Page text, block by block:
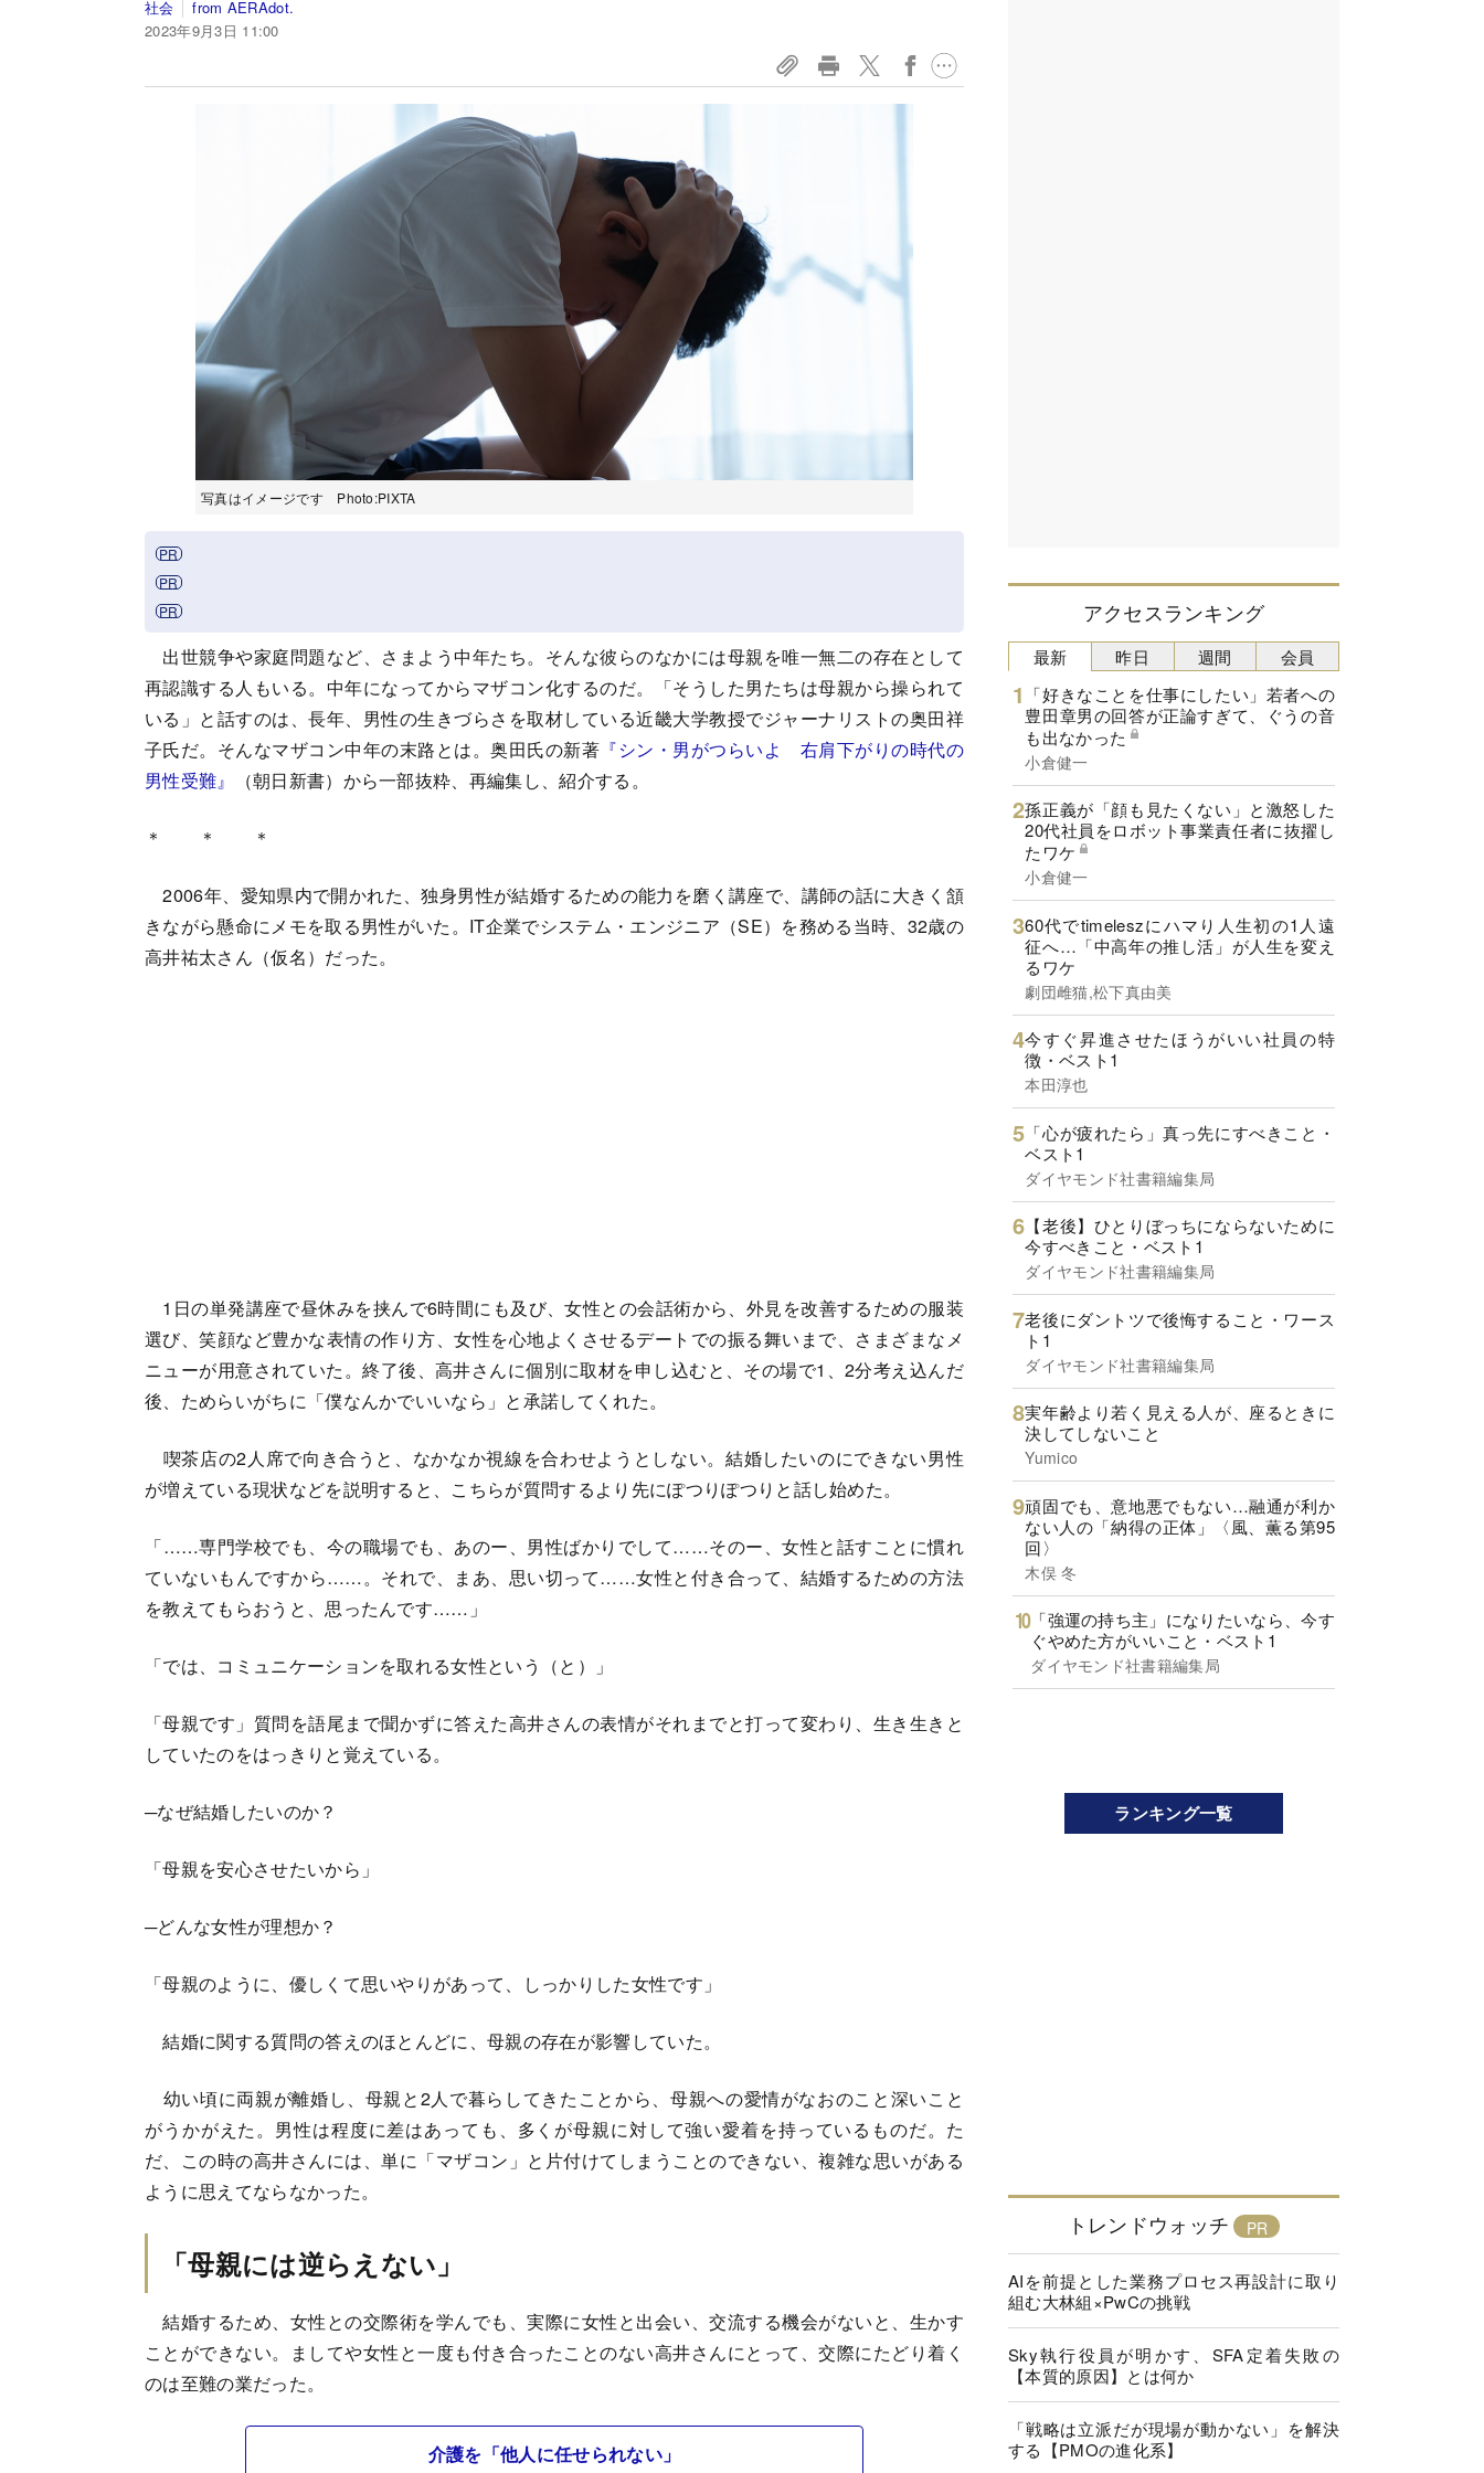
社会
from AERAdot.
2023年9月3日 11:00
写真はイメージです Photo:PIXTA
出世競争や家庭問題など、さまよう中年たち。そんな彼らのなかには母親を唯一無二の存在として
再認識する人もいる。中年になってからマザコン化するのだ。「そうした男たちは母親から操られて
いる」と話すのは、長年、男性の生きづらさを取材している近畿大学教授でジャーナリストの奥田祥
子氏だ。そんなマザコン中年の末路とは。奥田氏の新著 『シン・男がつらいよ 右肩下がりの時代の
男性受難』
（朝日新書）から一部抜粋、再編集し、紹介する。
＊ ＊ ＊
2006年、愛知県内で開かれた、独身男性が結婚するための能力を磨く講座で、講師の話に大きく頷
きながら懸命にメモを取る男性がいた。IT企業でシステム・エンジニア（SE）を務める当時、32歳の
高井祐太さん（仮名）だった。
1日の単発講座で昼休みを挟んで6時間にも及び、女性との会話術から、外見を改善するための服装
選び、笑顔など豊かな表情の作り方、女性を心地よくさせるデートでの振る舞いまで、さまざまなメ
ニューが用意されていた。終了後、高井さんに個別に取材を申し込むと、その場で1、2分考え込んだ
後、ためらいがちに「僕なんかでいいなら」と承諾してくれた。
喫茶店の2人席で向き合うと、なかなか視線を合わせようとしない。結婚したいのにできない男性
が増えている現状などを説明すると、こちらが質問するより先にぽつりぽつりと話し始めた。
「……専門学校でも、今の職場でも、あのー、男性ばかりでして……そのー、女性と話すことに慣れ
ていないもんですから……。それで、まあ、思い切って……女性と付き合って、結婚するための方法
を教えてもらおうと、思ったんです……」
「では、コミュニケーションを取れる女性という（と）」
「母親です」質問を語尾まで聞かずに答えた高井さんの表情がそれまでと打って変わり、生き生きと
していたのをはっきりと覚えている。
─なぜ結婚したいのか？
「母親を安心させたいから」
─どんな女性が理想か？
「母親のように、優しくて思いやりがあって、しっかりした女性です」
結婚に関する質問の答えのほとんどに、母親の存在が影響していた。
幼い頃に両親が離婚し、母親と2人で暮らしてきたことから、母親への愛情がなおのこと深いこと
がうかがえた。男性は程度に差はあっても、多くが母親に対して強い愛着を持っているものだ。た
だ、この時の高井さんには、単に「マザコン」と片付けてしまうことのできない、複雑な思いがある
ように思えてならなかった。
「母親には逆らえない」
結婚するため、女性との交際術を学んでも、実際に女性と出会い、交流する機会がないと、生かす
ことができない。ましてや女性と一度も付き合ったことのない高井さんにとって、交際にたどり着く
のは至難の業だった。
介護を「他人に任せられない」
アクセスランキング
最新
「好きなことを仕事にしたい」若者への
豊田章男の回答が正論すぎて、ぐうの音
も出なかった
小倉健一
孫正義が「顔も見たくない」と激怒した
20代社員をロボット事業責任者に抜擢し
たワケ
小倉健一
60代でtimeleszにハマり人生初の1人遠
征へ…「中高年の推し活」が人生を変え
るワケ
劇団雌猫,松下真由美
今すぐ昇進させたほうがいい社員の特
徴・ベスト1
本田淳也
「心が疲れたら」真っ先にすべきこと・
ベスト1
ダイヤモンド社書籍編集局
【老後】ひとりぼっちにならないために
今すべきこと・ベスト1
ダイヤモンド社書籍編集局
老後にダントツで後悔すること・ワース
ト1
ダイヤモンド社書籍編集局
実年齢より若く見える人が、座るときに
決してしないこと
Yumico
頑固でも、意地悪でもない…融通が利か
ない人の「納得の正体」〈風、薫る第95
回〉
木俣 冬
「強運の持ち主」になりたいなら、今す
ぐやめた方がいいこと・ベスト1
ダイヤモンド社書籍編集局
昨日 週間 会員
ランキング一覧
トレンドウォッチ
AIを前提とした業務プロセス再設計に取り
組む大林組×PwCの挑戦
Sky執行役員が明かす、SFA定着失敗の
【本質的原因】とは何か
「戦略は立派だが現場が動かない」を解決
する【PMOの進化系】